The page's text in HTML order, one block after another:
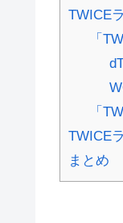
TWICE
「
「
TWICE
まとめ